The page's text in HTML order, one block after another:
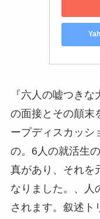
『六人の嘘つき
の面接とその顛末
ープディスカッシ
の。6人の就活生
真があり、それを
なりました。、人
されます。叙述ト